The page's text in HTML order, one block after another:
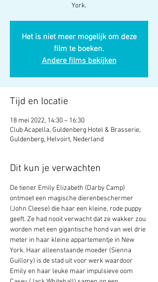
York.
Het is niet meer mogelijk om deze
film te boeken.
Andere films bekijken
Tijd en locatie
18 mei 2022, 14:30 – 16:30
Club Acapella, Guldenberg Hotel & Brasserie,
Guldenberg, Helvoirt, Nederland
Dit kun je verwachten
De tiener Emily Elizabeth (Darby Camp)
ontmoet een magische dierenbeschermer
(John Cleese) die haar een kleine, rode puppy
geeft. Ze had nooit verwacht dat ze wakker zou
worden met een gigantische hond van wel drie
meter in haar kleine appartementje in New
York. Haar alleenstaande moeder (Sienna
Guillory) is de stad uit voor werk waardoor
Emily en haar leuke maar impulsieve oom